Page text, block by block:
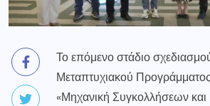
Το επόμενο στάδιο
Μεταπτυχιακού
«Μηχανική Συγκολλήσεων